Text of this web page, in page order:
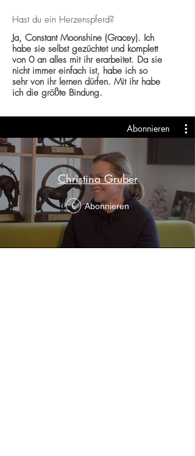
Hast du ein Herzenspferd?
Ja, Constant Moonshine (Gracey). Ich
habe sie selbst gezüchtet und komplett
von 0 an alles mit ihr erarbeitet. Da sie
nicht immer einfach ist, habe ich so
sehr von ihr lernen dürfen. Mit ihr habe
ich die größte Bindung.
Abonnieren
Christina Gruber
€ Abonnieren